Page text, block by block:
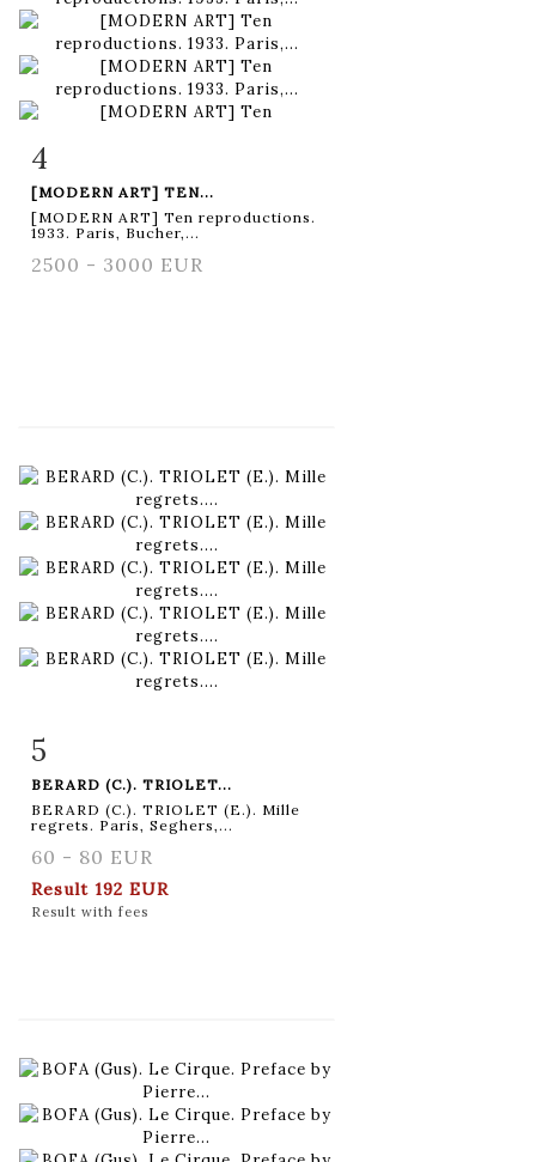
4
[MODERN ART] TEN...
[MODERN ART] Ten reproductions.
1933. Paris, Bucher,...
2500 - 3000 EUR
5
BERARD (C.). TRIOLET...
BERARD (C.). TRIOLET (E.). Mille
regrets. Paris, Seghers,...
60 - 80 EUR
Result 192 EUR
Result with fees